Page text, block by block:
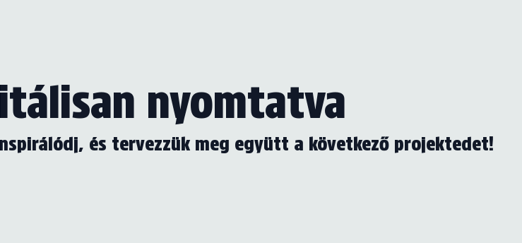
nyomtatva
és tervezzük meg együtt a következő projektedet!